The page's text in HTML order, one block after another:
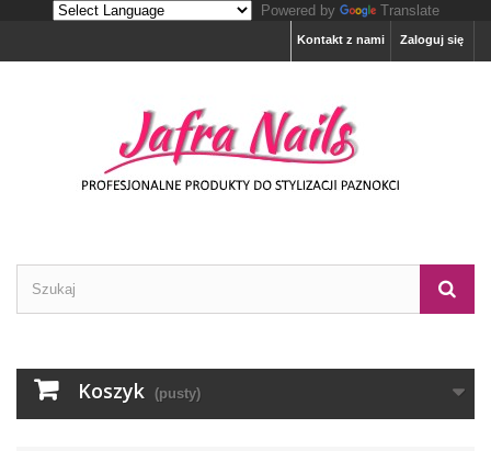
Powered by Translate
Zaloguj się
Kontakt z nami
Koszyk (pusty)